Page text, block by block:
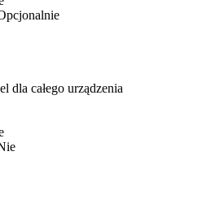
dla całego urządzenia